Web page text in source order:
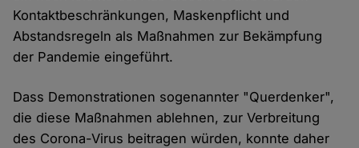
Kontaktbeschränkungen, Maskenpflicht und
Abstandsregeln als Maßnahmen zur Bekämpfung
der Pandemie eingeführt.
Dass Demonstrationen sogenannter "Querdenker",
die diese Maßnahmen ablehnen, zur Verbreitung
des Corona-Virus beitragen würden, konnte daher